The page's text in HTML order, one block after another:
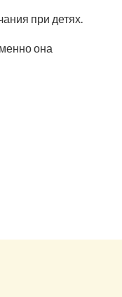
при детях.
она